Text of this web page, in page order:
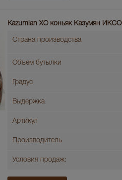
Kazumian ХО коньяк Казумян ИКСО
Страна производства
Объем бутылки
Градус
Выдержка
Артикул
Производитель
Условия продаж: